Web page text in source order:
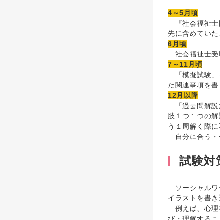
4～5月頃
『社会福祉士
先に含めてい
6月頃
社会福祉士受
7～11月頃
「模擬試験」
た関連事項を
12月以降
「過去問解説
肢１つ１つの
う１周解く際
自分に合う・
試験対
ソーシャルワ
イラストを書
例えば、心理